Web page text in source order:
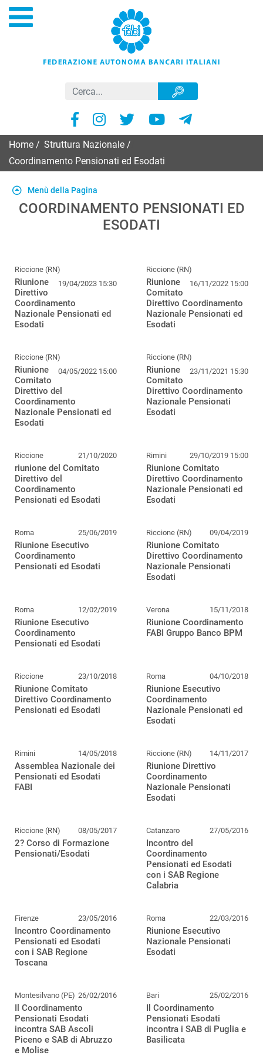
Home Struttura Nazionale
Coordinamento Pensionati ed Esodati
Menù della Pagina
COORDINAMENTO PENSIONATI ED
ESODATI
Riccione (RN)
19/04/2023 15:30
Riunione
Direttivo
Coordinamento
Nazionale Pensionati ed
Esodati
Riccione (RN)
16/11/2022 15:00
Riunione
Comitato
Direttivo Coordinamento
Nazionale Pensionati ed
Esodati
Riccione (RN)
04/05/2022 15:00
Riunione
Comitato
Direttivo del
Coordinamento
Nazionale Pensionati ed
Esodati
Riccione (RN)
23/11/2021 15:30
Riunione
Comitato
Direttivo Coordinamento
Nazionale Pensionati
Esodati
Riccione 21/10/2020
riunione del Comitato
Direttivo del
Coordinamento
Pensionati ed Esodati
Rimini 29/10/2019 15:00
Riunione Comitato
Direttivo Coordinamento
Nazionale Pensionati ed
Esodati
Roma 25/06/2019
Riunione Esecutivo
Coordinamento
Pensionati ed Esodati
Riccione (RN) 09/04/2019
Riunione Comitato
Direttivo Coordinamento
Nazionale Pensionati
Esodati
Roma 12/02/2019
Riunione Esecutivo
Coordinamento
Pensionati ed Esodati
Verona 15/11/2018
Riunione Coordinamento
FABI Gruppo Banco BPM
Riccione 23/10/2018
Riunione Comitato
Direttivo Coordinamento
Pensionati ed Esodati
Roma 04/10/2018
Riunione Esecutivo
Coordinamento
Nazionale Pensionati ed
Esodati
Rimini 14/05/2018
Assemblea Nazionale dei
Pensionati ed Esodati
FABI
Riccione (RN) 14/11/2017
Riunione Direttivo
Coordinamento
Nazionale Pensionati
Esodati
Riccione (RN) 08/05/2017
2? Corso di Formazione
Pensionati/Esodati
Catanzaro 27/05/2016
Incontro del
Coordinamento
Pensionati ed Esodati
con i SAB Regione
Calabria
Firenze 23/05/2016
Incontro Coordinamento
Pensionati ed Esodati
con i SAB Regione
Toscana
Roma 22/03/2016
Riunione Esecutivo
Nazionale Pensionati
Esodati
Montesilvano (PE) 26/02/2016
Il Coordinamento
Pensionati Esodati
incontra SAB Ascoli
Piceno e SAB di Abruzzo
e Molise
Bari 25/02/2016
Il Coordinamento
Pensionati Esodati
incontra i SAB di Puglia e
Basilicata